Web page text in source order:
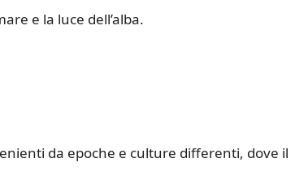
e la luce dell’alba.
da epoche e culture differenti, dove il